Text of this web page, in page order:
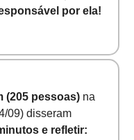
por ela!
(205 pessoas)na
09) disseram
e refletir: